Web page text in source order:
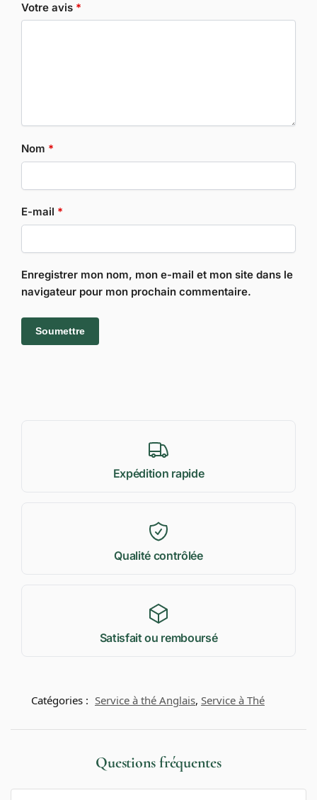
Votre avis *
Nom *
E-mail *
Enregistrer mon nom, mon e-mail et mon site dans le
navigateur pour mon prochain commentaire.
Expédition rapide
Qualité contrôlée
Satisfait ou remboursé
Catégories : Service à thé Anglais, Service à Thé
Questions fréquentes